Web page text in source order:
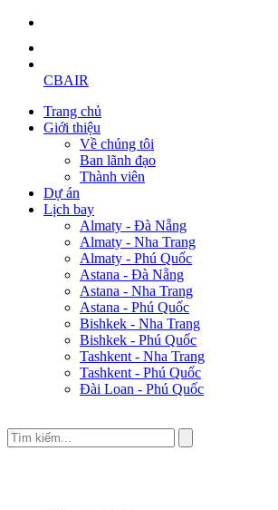
CBAIR
Trang chủ
Giới thiệu
Về chúng tôi
Ban lãnh đạo
Thành viên
Dự án
Lịch bay
Almaty - Đà Nẵng
Almaty - Nha Trang
Almaty - Phú Quốc
Astana - Đà Nẵng
Astana - Nha Trang
Astana - Phú Quốc
Bishkek - Nha Trang
Bishkek - Phú Quốc
Tashkent - Nha Trang
Tashkent - Phú Quốc
Đài Loan - Phú Quốc